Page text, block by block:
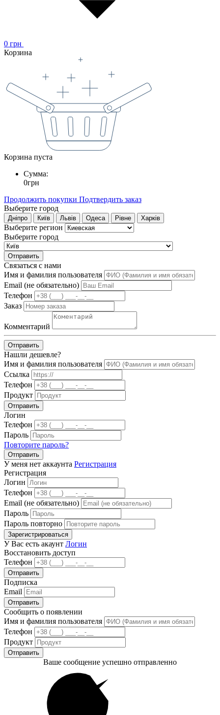
0 грн
Корзина
Корзина пуста
Сумма:
0грн
Продолжить покупки Подтвердить заказ
Выберите город
Дніпро Київ Львів Одеса Рівне Харків
Выберите регион
Выберите город
Отправить
Связаться с нами
Имя и фамилия пользователя
Email (не обязательно)
Телефон
Заказ
Комментарий
Отправить
Нашли дешевле?
Имя и фамилия пользователя
Ссылка
Телефон
Продукт
Отправить
Логин
Телефон
Пароль
Повторите пароль?
Отправить
У меня нет аккаунта Регистрация
Регистрация
Логин
Телефон
Email (не обязательно)
Пароль
Пароль повторно
Зарегистрироваться
У Вас есть акаунт Логин
Восстановить доступ
Телефон
Отправить
Подписка
Email
Отправить
Сообщить о появлении
Имя и фамилия пользователя
Телефон
Продукт
Отправить
Ваше сообщение успешно отправленно